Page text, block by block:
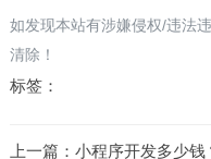
如发现本站有涉嫌侵权/违法
清除！
标签：
上一篇： 小程序开发多少钱